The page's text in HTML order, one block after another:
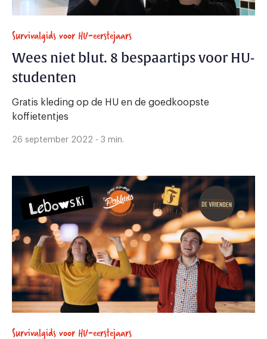
Survivalgids voor HU-eerstejaars
Wees niet blut. 8 bespaartips voor HU-
studenten
Gratis kleding op de HU en de goedkoopste
koffietentjes
26 september 2022 - 3 min.
Survivalgids voor HU-eerstejaars